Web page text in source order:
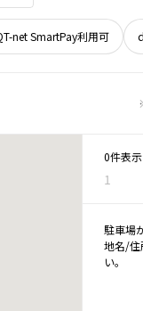
net SmartPay利用可
0件表示
1
駐車場
地名/住
い。